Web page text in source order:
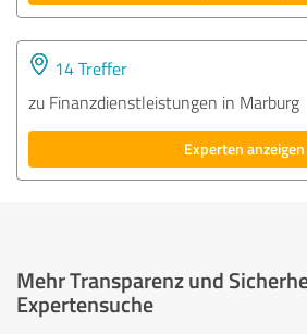
14 Treffer
zu Finanzdienstleistungen in Marburg
Experten anzeigen
Mehr Transparenz und
Expertensuche